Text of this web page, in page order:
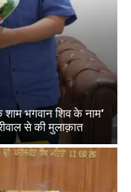
शाम भगवान शिव के नाम’
से की मुलाक़ात